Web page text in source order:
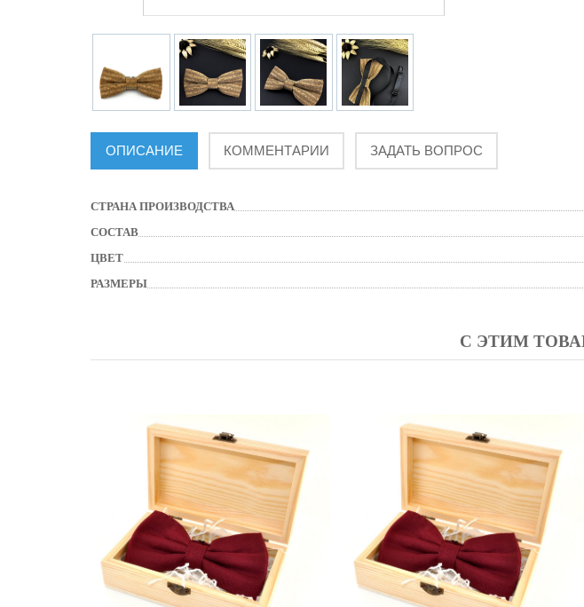
ОПИСАНИЕ КОММЕНТАРИИ ЗАДАТЬ ВОПРОС
СТРАНА ПРОИЗВОДСТВА
СОСТАВ
ЦВЕТ
РАЗМЕРЫ
С ЭТИМ